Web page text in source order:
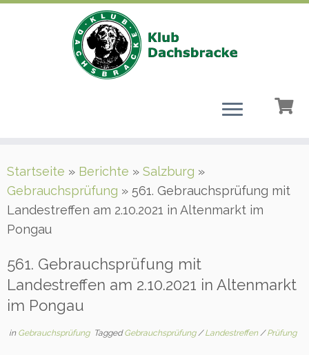
Inhalt
springen
Startseite » Berichte » Salzburg »
Gebrauchsprüfung » 561. Gebrauchsprüfung mit
Landestreffen am 2.10.2021 in Altenmarkt im
Pongau
561. Gebrauchsprüfung mit
Landestreffen am 2.10.2021 in Altenmarkt
im Pongau
in Gebrauchsprüfung TaggedGebrauchsprüfung/Landestreffen/Prüfung